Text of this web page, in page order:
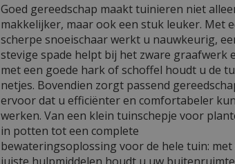
Goed gereedschap maakt tuinieren niet
makkelijker, maar ook een stuk leuker. Met
scherpe snoeischaar werkt u nauwkeurig,
stevige spade helpt bij het zware graafwerk
met een goede hark of schoffel houdt u de
netjes. Bovendien zorgt passend
ervoor dat u efficiënter en comfortabeler
werken. Van een klein tuinschepje voor
in potten tot een complete
bewateringsoplossing voor de hele tuin: met